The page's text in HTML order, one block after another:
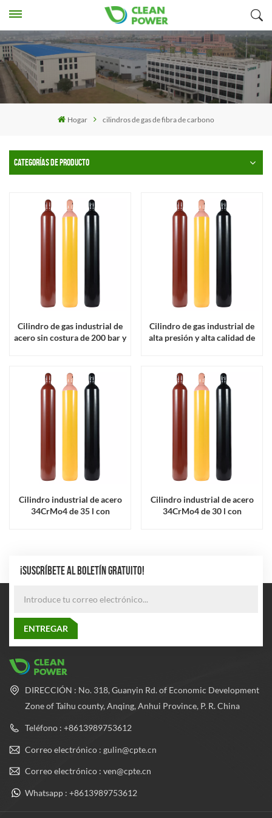
Hogar cilindros de gas de fibra de carbono
CATEGORÍAS DE PRODUCTO
Cilindro de gas industrial de
acero sin costura de 200 bar y
Cilindro de gas industrial de
alta presión y alta calidad de
Cilindro industrial de acero
34CrMo4 de 35 l con
Cilindro industrial de acero
34CrMo4 de 30 l con
¡SUSCRÍBETE AL BOLETÍN GRATUITO!
DIRECCIÓN : No. 318, Guanyin Rd. of Economic Development
Zone of Taihu county, Anqing, Anhui Province, P. R. China
Teléfono : +8613989753612
Correo electrónico : gulin@cpte.cn
Correo electrónico : ven@cpte.cn
Whatsapp : +8613989753612